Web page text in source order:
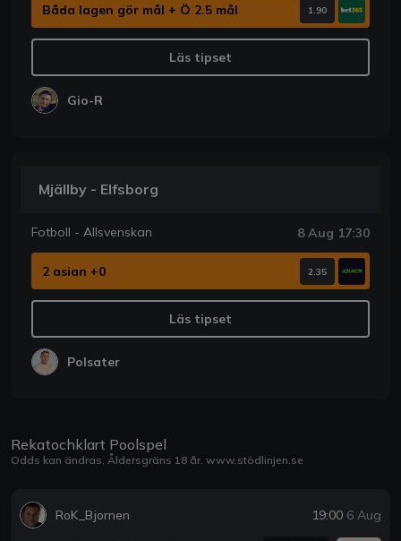
Båda lagen gör mål + Ö 2.5 mål 1.90
Läs tipset
Gio-R
Mjällby - Elfsborg
Fotboll - Allsvenskan 8 Aug 17:30
2 asian +0 2.35
Läs tipset
Polsater
Rekatochklart Poolspel
Odds kan ändras. Åldersgräns 18 år. www.stödlinjen.se
RoK_Bjornen 19:00 6 Aug